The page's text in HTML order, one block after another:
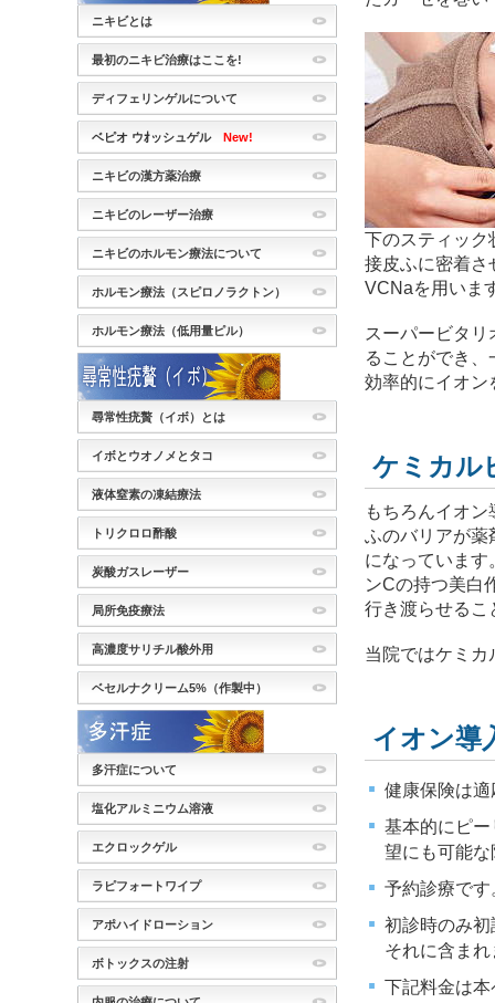
下のスティック
接皮ふに密着さ
VCNaを用いま
スーパービタ
ることができ
効率的にイオン
ケミカル
もちろんイオ
ふのバリアが薬
になっていま
ンCの持つ美白
行き渡らせるこ
当院ではケミ
イオン導
健康保険は
基本的にピ
望にも可能
予約診療で
初診時のみ
それに含ま
下記料金は
ニキビとは
最初のニキビ治療はここを!
ディフェリンゲルについて
ベピオ ウｵッシュゲルNew!
ニキビの漢方薬治療
ニキビのレーザー治療
ニキビのホルモン療法について
ホルモン療法（スピロノラクトン）
ホルモン療法（低用量ピル）
尋常性疣贅（イボ）とは
イボとウオノメとタコ
液体窒素の凍結療法
トリクロロ酢酸
炭酸ガスレーザー
局所免疫療法
高濃度サリチル酸外用
ベセルナクリーム5%（作製中）
多汗症について
塩化アルミニウム溶液
エクロックゲル
ラピフォートワイプ
アポハイドローション
ボトックスの注射